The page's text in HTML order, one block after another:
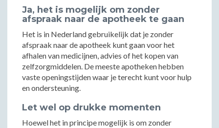
Ja, het is mogelijk om zonder
afspraak naar de apotheek te gaan
Het is in Nederland gebruikelijk dat je zonder
afspraak naar de apotheek kunt gaan voor het
afhalen van medicijnen, advies of het kopen van
zelfzorgmiddelen. De meeste apotheken hebben
vaste openingstijden waar je terecht kunt voor hulp
en ondersteuning.
Let wel op drukke momenten
Hoewel het in principe mogelijk is om zonder